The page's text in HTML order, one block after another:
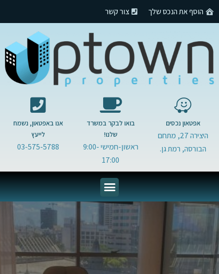
הוסף את הנכס שלך צור קשר
אפטאון נכסים
היצירה 27, מתחם
הבורסה, רמת גן.
בואו לבקר במשרד
שלנו!
ראשון-חמישי 9:00-
17:00
אנו באפטאון, נשמח
לייעץ
03-575-5788